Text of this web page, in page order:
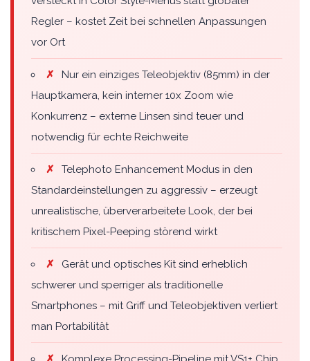
Regler – kostet Zeit bei schnellen Anpassungen
vor Ort
✗
Nur ein einziges Teleobjektiv (85mm) in der
Hauptkamera, kein interner 10x Zoom wie
Konkurrenz – externe Linsen sind teuer und
notwendig für echte Reichweite
✗
Telephoto Enhancement Modus in den
Standardeinstellungen zu aggressiv – erzeugt
unrealistische, überverarbeitete Look, der bei
kritischem Pixel-Peeping störend wirkt
✗
Gerät und optisches Kit sind erheblich
schwerer und sperriger als traditionelle
Smartphones – mit Griff und Teleobjektiven verliert
man Portabilität